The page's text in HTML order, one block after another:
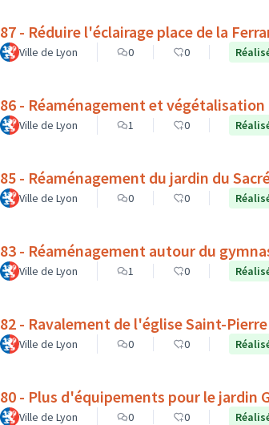
87 - Réduire l'éclairage place de la
Ville de Lyon 0 0
86 - Réaménagement et
Ville de Lyon 1 0
85 - Réaménagement du jardin du
Ville de Lyon 0 0
83 - Réaménagement autour du
Ville de Lyon 1 0
82 - Ravalement de l'église Saint-Pierre
Ville de Lyon 0 0
80 - Plus d'équipements pour le jardin
Ville de Lyon 0 0